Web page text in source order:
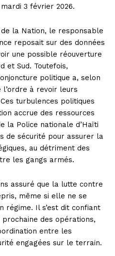
3 février 2026.
la Nation, le responsable
reposait sur des données
une possible réouverture
et Sud. Toutefois,
politique a, selon
à revoir leurs
turbulences politiques
accrue des ressources
la Police nationale d’Haïti
de sécurité pour assurer la
au détriment des
les gangs armés.
assuré que la lutte contre
même si elle ne se
régime. Il s’est dit confiant
des opérations,
entre les
engagées sur le terrain.